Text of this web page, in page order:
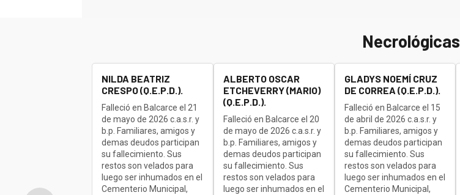
Necrológicas
NILDA BEATRIZ
CRESPO (Q.E.P.D.).
Falleció en Balcarce el 21
de mayo de 2026 c.a.s.r. y
b.p. Familiares, amigos y
demas deudos participan
su fallecimiento. Sus
restos son velados para
luego ser inhumados en el
Cementerio Municipal,
ALBERTO OSCAR
ETCHEVERRY (MARIO)
(Q.E.P.D.).
Falleció en Balcarce el 20
de mayo de 2026 c.a.s.r. y
b.p. Familiares, amigos y
demas deudos participan
su fallecimiento. Sus
restos son velados para
luego ser inhumados en el
GLADYS NOEMÍ CRUZ
DE CORREA (Q.E.P.D.).
Falleció en Balcarce el 15
de abril de 2026 c.a.s.r. y
b.p. Familiares, amigos y
demas deudos participan
su fallecimiento. Sus
restos son velados para
luego ser inhumados en el
Cementerio Municipal,